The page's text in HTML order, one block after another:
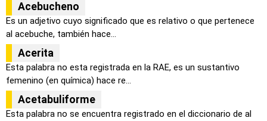
Acebucheno
Es un adjetivo cuyo significado que es relativo o que pertenece
al acebuche, también hace...
Acerita
Esta palabra no esta registrada en la RAE, es un sustantivo
femenino (en química) hace re...
Acetabuliforme
Esta palabra no se encuentra registrado en el diccionario de al